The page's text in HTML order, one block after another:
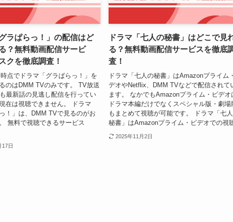
ラぱらっ！」の配信はど
？無料動画配信サービ
クを徹底調査！
点でドラマ「グラぱらっ！」を
のはDMM TVのみです。 TV放送
最新話の見逃し配信を行ってい
在は視聴できません。 ドラマ
！」は、DMM TVで見るのがお
無料で視聴できるサービス
17日
ドラマ「七人の秘書」はどこで見
る？無料動画配信サービスを徹底
査！
ドラマ「七人の秘書」はAmazonプライム
デオやNetflix、DMM TVなどで配信されて
ます。 なかでもAmazonプライム・ビデオ
ドラマ本編だけでなくスペシャル版・劇場
もまとめて視聴が可能です。 ドラマ「七
秘書」はAmazonプライム・ビデオでの視
2025年11月2日